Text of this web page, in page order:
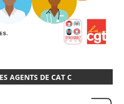
AGENTS DE CAT C